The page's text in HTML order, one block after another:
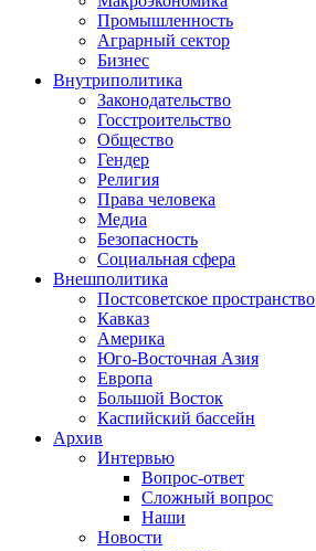
Промышленность
Аграрный сектор
Бизнес
Внутриполитика
Законодательство
Госстроительство
Общество
Гендер
Религия
Права человека
Медиа
Безопасность
Социальная сфера
Внешполитика
Постсоветское пространство
Кавказ
Америка
Юго-Восточная Азия
Европа
Большой Восток
Каспийский бассейн
Архив
Интервью
Вопрос-ответ
Сложный вопрос
Наши
Новости